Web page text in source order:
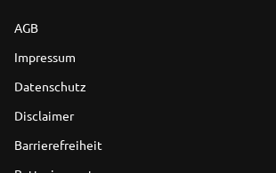
AGB
Impressum
Datenschutz
Disclaimer
Barrierefreiheit